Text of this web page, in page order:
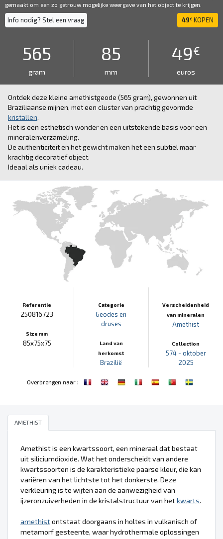
gemaakt om een ​​zo getrouw mogelijke weergave van het object te krijgen.
Info nodig? Stel een vraag 49€ KOPEN
565
gram
85
mm
49€
euros
Ontdek deze kleine amethistgeode (565 gram), gewonnen uit
Braziliaanse mijnen, met een cluster van prachtig gevormde
kristallen.
Het is een esthetisch wonder en een uitstekende basis voor een
mineralenverzameling.
De authenticiteit en het gewicht maken het een subtiel maar
krachtig decoratief object.
Ideaal als uniek cadeau.
Referentie
250816723
Size mm
85x75x75
Categorie
Geodes en
druses
Land van
herkomst
Brazilië
Verscheidenheid
van mineralen
Amethist
Collection
574 - oktober
2025
Overbrengen naar:
AMETHIST
Amethist is een kwartssoort, een mineraal dat bestaat
uit siliciumdioxide. Wat het onderscheidt van andere
kwartssoorten is de karakteristieke paarse kleur, die kan
variëren van het lichtste tot het donkerste. Deze
verkleuring is te wijten aan de aanwezigheid van
ijzeronzuiverheden in de kristalstructuur van hetkwarts.
amethistontstaat doorgaans in holtes in vulkanisch of
metamorf gesteente, waar hydrothermale oplossingen